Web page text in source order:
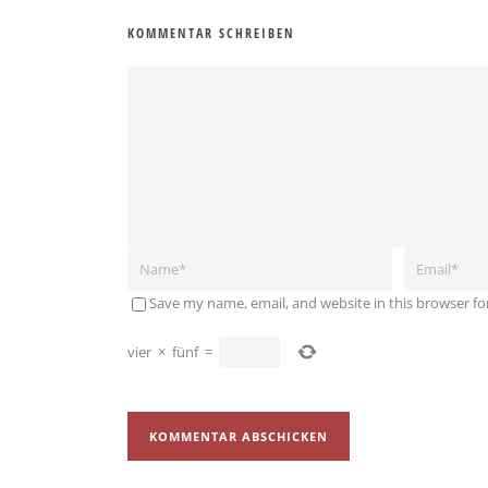
KOMMENTAR SCHREIBEN
Save my name, email, and website in this browser
vier × fünf =